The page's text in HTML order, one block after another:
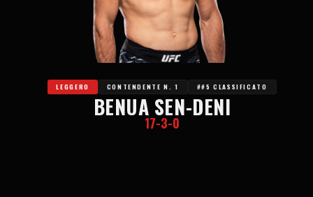
LEGGERO CONTENDENTE N. 1 ##5 CLASSIFICATO
BENUA SEN-DENI
17-3-0